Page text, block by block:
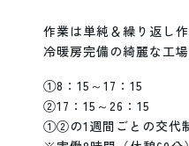
作業は単純＆繰り返し
冷暖房完備の綺麗な工
①8：15～17：15
②17：15～26：15
①②の1週間ごとの交代